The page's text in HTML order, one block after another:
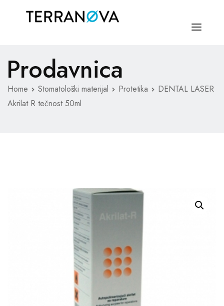
NASLOVNA
O NAMA
MEDICINSKI MATERIJAL
Prodavnica
Home Stomatološki materijal Protetika
DENTAL LASER
Akrilat R tečnost 50ml